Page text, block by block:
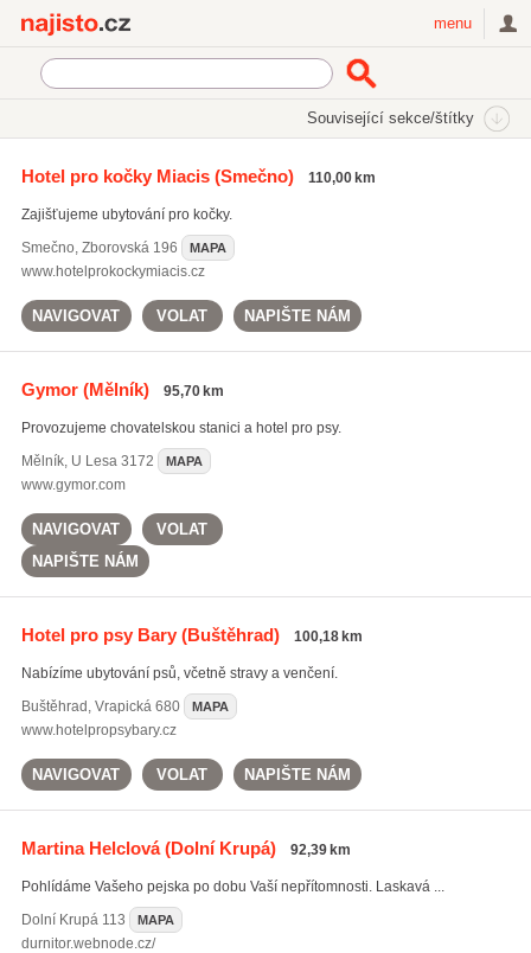
menu
Související sekce/štítky
Hotel pro kočky Miacis(Smečno) 110,00 km
Zajišťujeme ubytování pro kočky.
Smečno, Zborovská 196 MAPA
www.hotelprokockymiacis.cz
NAVIGOVAT VOLAT NAPIŠTE NÁM
Gymor(Mělník) 95,70 km
Provozujeme chovatelskou stanici a hotel pro psy.
Mělník, U Lesa 3172 MAPA
www.gymor.com
NAVIGOVAT
VOLAT
NAPIŠTE NÁM
Hotel pro psy Bary(Buštěhrad) 100,18 km
Nabízíme ubytování psů, včetně stravy a venčení.
Buštěhrad , Vrapická 680 MAPA
www.hotelpropsybary.cz
NAVIGOVAT VOLAT NAPIŠTE NÁM
Martina Helclová(Dolní Krupá) 92,39 km
Pohlídáme Vašeho pejska po dobu Vaší nepřítomnosti. Laskavá ...
Dolní Krupá113 MAPA
durnitor.webnode.cz/